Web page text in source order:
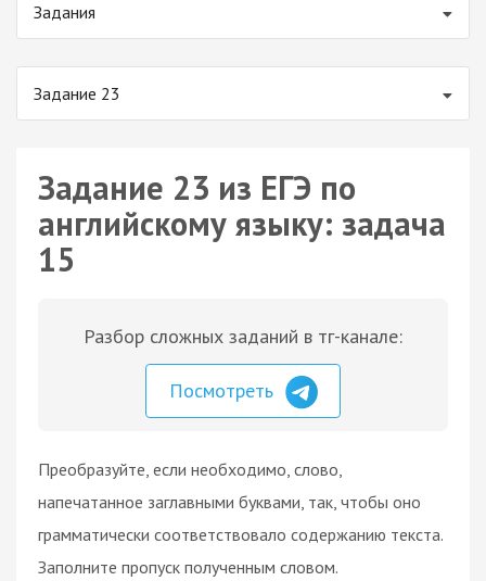
Задания
Задание 23
Задание 23 из ЕГЭ по
английскому языку: задача
15
Разбор сложных заданий в тг-канале:
Посмотреть
Преобразуйте, если необходимо, слово,
напечатанное заглавными буквами, так, чтобы оно
грамматически соответствовало содержанию текста.
Заполните пропуск полученным словом.